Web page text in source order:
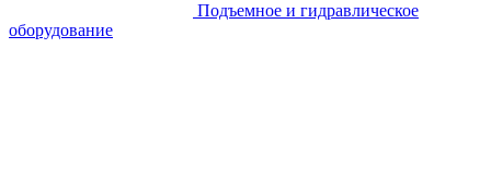
Подъемное и гидравлическое
оборудование